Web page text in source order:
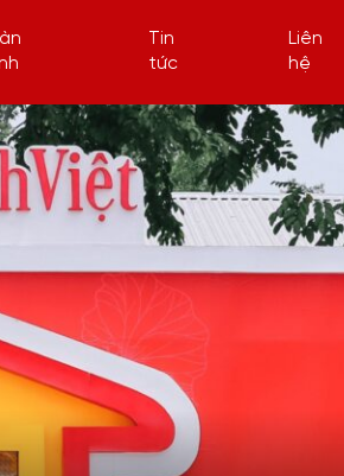
Tin
tức
Liên
hệ